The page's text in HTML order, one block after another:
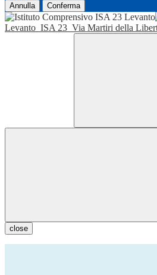
Annulla Conferma
Levanto ISA 23 Via Martiri della
close